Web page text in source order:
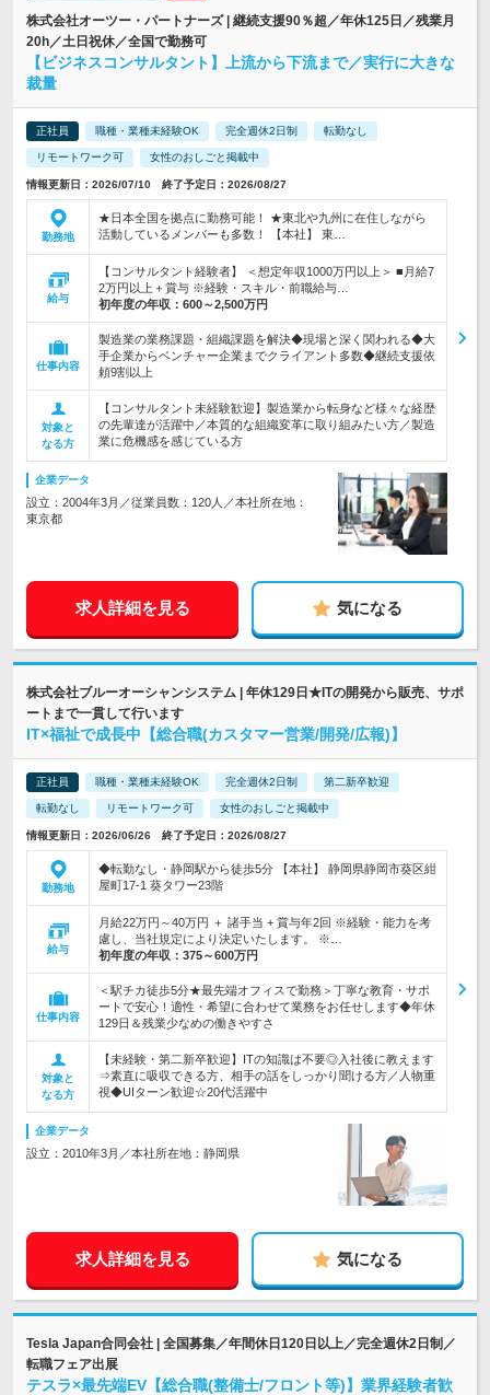
株式会社オーツー・パートナーズ | 継続支援90％超／年休125日／残業月
20h／土日祝休／全国で勤務可
【ビジネスコンサルタント】上流から下流まで／実行に大きな
裁量
正社員 職種・業種未経験OK 完全週休2日制 転勤なし
リモートワーク可 女性のおしごと掲載中
情報更新日：2026/07/10 終了予定日：2026/08/27
勤務地
★日本全国を拠点に勤務可能！ ★東北や九州に在住しながら
活動しているメンバーも多数！ 【本社】 東…
給与
【コンサルタント経験者】 ＜想定年収1000万円以上＞ ■月給7
2万円以上＋賞与 ※経験・スキル・前職給与…
初年度の年収： 600～2,500万円
仕事内容
製造業の業務課題・組織課題を解決◆現場と深く関われる◆大
手企業からベンチャー企業までクライアント多数◆継続支援依
頼9割以上
対象と
なる方
【コンサルタント未経験歓迎】製造業から転身など様々な経歴
の先輩達が活躍中／本質的な組織変革に取り組みたい方／製造
業に危機感を感じている方
企業データ
設立：2004年3月／従業員数：120人／本社所在地：
東京都
求人詳細を見る 気になる
株式会社ブルーオーシャンシステム | 年休129日★ITの開発から販売、サポ
ートまで一貫して行います
IT×福祉で成長中【総合職(カスタマー営業/開発/広報)】
正社員 職種・業種未経験OK 完全週休2日制 第二新卒歓迎
転勤なし リモートワーク可 女性のおしごと掲載中
情報更新日：2026/06/26 終了予定日：2026/08/27
勤務地
◆転勤なし・静岡駅から徒歩5分 【本社】 静岡県静岡市葵区紺
屋町17-1 葵タワー23階
給与
月給22万円～40万円 ＋ 諸手当 + 賞与年2回 ※経験・能力を考
慮し、当社規定により決定いたします。 ※…
初年度の年収： 375～600万円
仕事内容
＜駅チカ徒歩5分★最先端オフィスで勤務＞丁寧な教育・サポ
ートで安心！適性・希望に合わせて業務をお任せします◆年休
129日＆残業少なめの働きやすさ
対象と
なる方
【未経験・第二新卒歓迎】ITの知識は不要◎入社後に教えます
⇒素直に吸収できる方、相手の話をしっかり聞ける方／人物重
視◆UIターン歓迎☆20代活躍中
企業データ
設立：2010年3月／本社所在地：静岡県
求人詳細を見る 気になる
Tesla Japan合同会社 | 全国募集／年間休日120日以上／完全週休2日制／
転職フェア出展
テスラ×最先端EV【総合職(整備士/フロント等)】業界経験者歓